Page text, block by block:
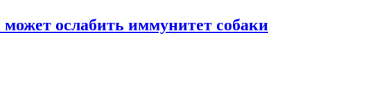
ослабить иммунитет собаки